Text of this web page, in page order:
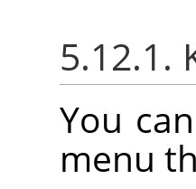
5.12.1.
You
menu